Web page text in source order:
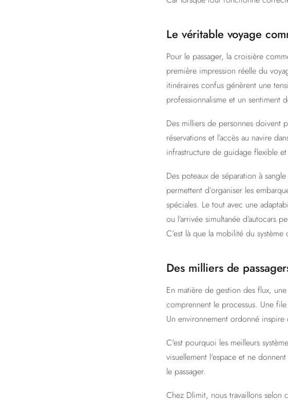
Le véritable voyage
Pour le passager, la croisière
première impression réelle du
itinéraires confus génèrent une
professionnalisme et un sentiment
Des milliers de personnes doivent
réservations et l’accès au navire
infrastructure de guidage flexible
Des poteaux de séparation à
permettent d’organiser les
spéciales. Le tout avec une
ou l’arrivée simultanée d’autocars
C’est là que la mobilité du
Des milliers de
En matière de gestion des flux,
comprennent le processus. Une
Un environnement ordonné inspire
C'est pourquoi les meilleurs
visuellement l'espace et ne
le passager.
Chez Dlimit, nous travaillons